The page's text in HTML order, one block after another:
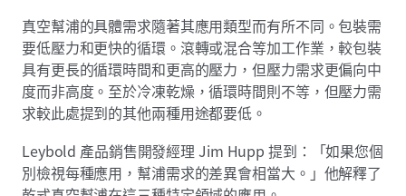
真空幫浦的具體需求隨著其應用類型而有所不同。包裝需
要低壓力和更快的循環。滾轉或混合等加工作業，較包裝
具有更長的循環時間和更高的壓力，但壓力需求更偏向中
度而非高度。至於冷凍乾燥，循環時間則不等，但壓力需
求較此處提到的其他兩種用途都要低。
Leybold 產品銷售開發經理 Jim Hupp 提到：「如果您個
別檢視每種應用，幫浦需求的差異會相當大。」他解釋了